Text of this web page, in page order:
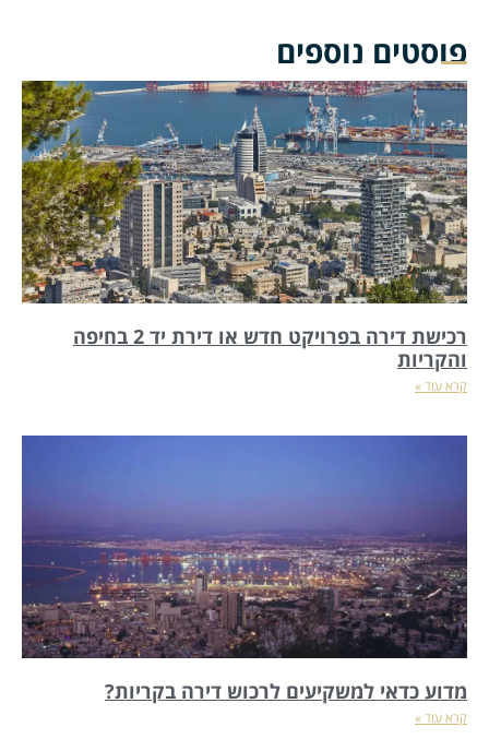
פוסטים נוספים
רכישת דירה בפרויקט חדש או דירת יד 2 בחיפה
והקריות
קרא עוד »
מדוע כדאי למשקיעים לרכוש דירה בקריות?
קרא עוד »